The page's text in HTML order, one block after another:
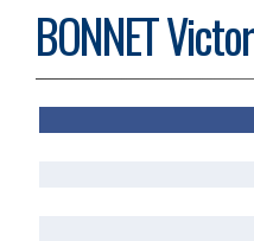
BONNET Victor